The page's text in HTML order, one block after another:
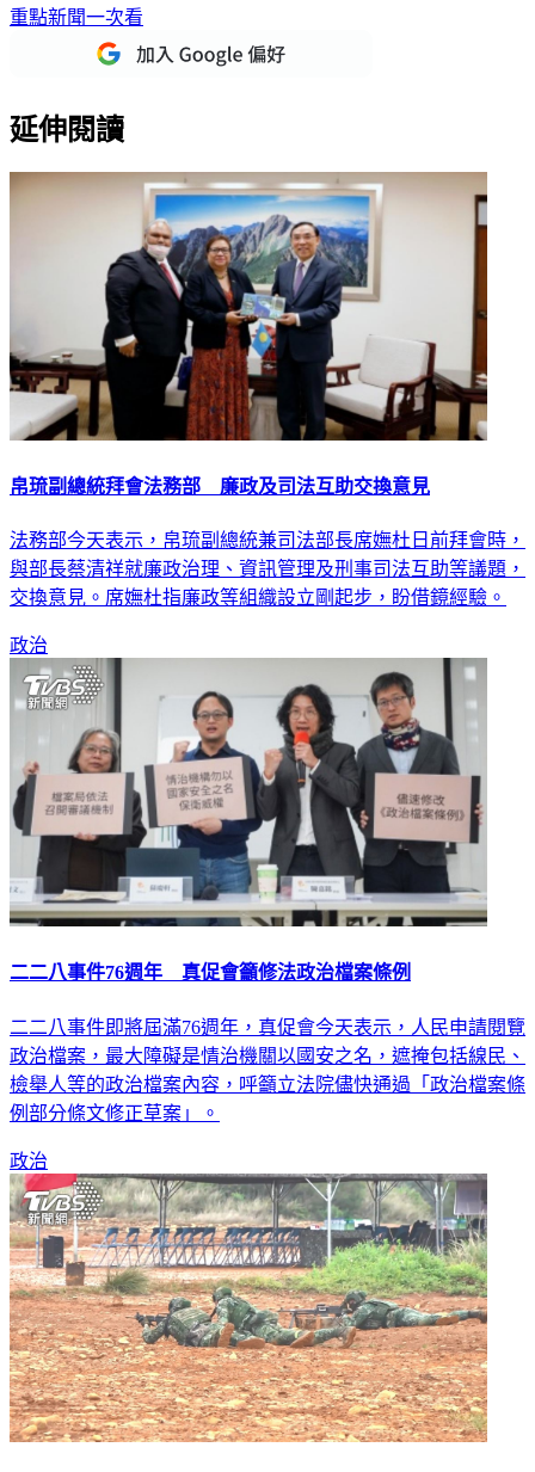
重點新聞一次看
延伸閱讀
帛琉副總統拜會法務部 廉政及司法互助交換意見
法務部今天表示，帛琉副總統兼司法部長席嫵杜日前拜會時，
與部長蔡清祥就廉政治理、資訊管理及刑事司法互助等議題，
交換意見。席嫵杜指廉政等組織設立剛起步，盼借鏡經驗。
政治
二二八事件76週年 真促會籲修法政治檔案條例
二二八事件即將屆滿76週年，真促會今天表示，人民申請閱覽
政治檔案，最大障礙是情治機關以國安之名，遮掩包括線民、
檢舉人等的政治檔案內容，呼籲立法院儘快通過「政治檔案條
例部分條文修正草案」。
政治